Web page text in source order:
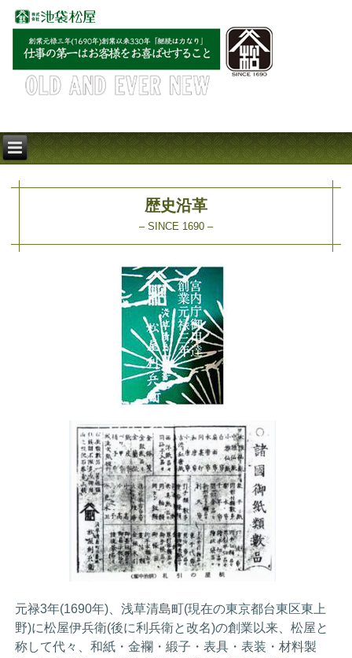
歴史沿革
– SINCE 1690 –
元禄3年(1690年)、浅草清島町(現在の東京都台東区東上
野)に松屋伊兵衛(後に利兵衛と改名)の創業以来、松屋と
称して代々、和紙・金襴・緞子・表具・表装・材料製